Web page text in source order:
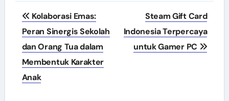
Navigasi
pos
Kolaborasi Emas:
Peran Sinergis Sekolah
dan Orang Tua dalam
Membentuk Karakter
Anak
Steam Gift Card
Indonesia Terpercaya
untuk Gamer PC